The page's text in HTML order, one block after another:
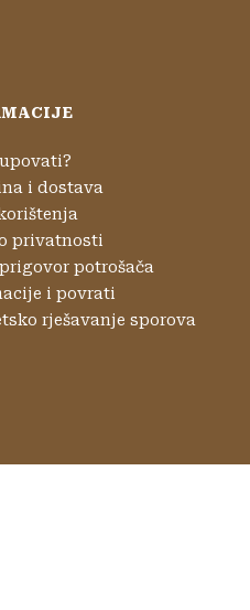
i dostava
privatnosti
potrošača
i povrati
rješavanje sporova